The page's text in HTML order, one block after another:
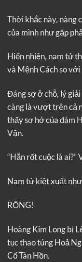
Thời khắc này, nàng
của mình như gặp
Hiển nhiên, nam tử
và Mệnh Cách so
Đáng sợ ở chỗ, lý
càng là vượt trên cả
thấy sơ hở của đám
Vận.
“Hắn rốt cuộc là ai?”
Nam tử kiệt xuất
RỐNG!
Hoàng Kim Long bị
tục thao túng Hoả
Cổ Tàn Hồn.